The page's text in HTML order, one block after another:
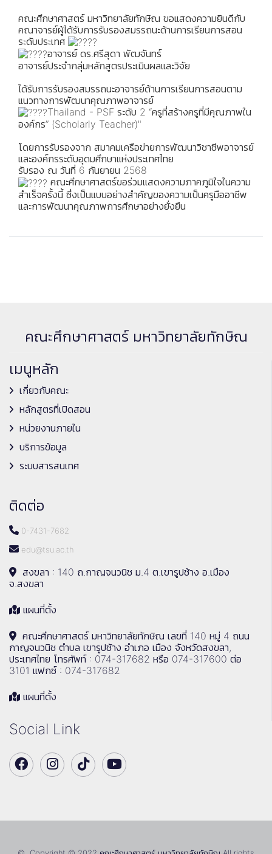
คณะศึกษาศาสตร์ มหาวิทยาลัยทักษิณ ขอแสดงความยินดีกับ
คณาจารย์ผู้ได้รับการรับรองสมรรถนะด้านการเรียนการสอน
ระดับประเทศ
อาจารย์ ดร.ศรีสุดา พัฒจันทร์
อาจารย์ประจำกลุ่มหลักสูตรประเมินผลและวิจัย
ได้รับการรับรองสมรรถนะอาจารย์ด้านการเรียนการสอนตาม
แนวทางการพัฒนาคุณภาพอาจารย์
Thailand - PSF ระดับ 2 “ครูที่สร้างครูที่มีคุณภาพใน
องค์กร” (Scholarly Teacher)"
โดยการรับรองจาก สมาคมเครือข่ายการพัฒนาวิชาชีพอาจารย์
และองค์กรระดับอุดมศึกษาแห่งประเทศไทย
รับรอง ณ วันที่ 6 กันยายน 2568
คณะศึกษาศาสตร์ขอร่วมแสดงความภาคภูมิใจในความ
สำเร็จครั้งนี้ ซึ่งเป็นแบบอย่างสำคัญของความเป็นครูมืออาชีพ
และการพัฒนาคุณภาพการศึกษาอย่างยั่งยืน
คณะศึกษาศาสตร์ มหาวิทยาลัยทักษิณ
เมนูหลัก
เกี่ยวกับคณะ
หลักสูตรที่เปิดสอน
หน่วยงานภายใน
บริการข้อมูล
ระบบสารสนเทศ
ติดต่อ
0-7431-7682
edu@tsu.ac.th
สงขลา : 140 ถ.กาญจนวนิช ม.4 ต.เขารูปช้าง อ.เมือง
จ.สงขลา
แผนที่ตั้ง
คณะศึกษาศาสตร์ มหาวิทยาลัยทักษิณ เลขที่ 140 หมู่ 4 ถนน
กาญจนวนิช ตำบล เขารูปช้าง อำเภอ เมือง จังหวัดสงขลา,
ประเทศไทย โทรศัพท์ : 074-317682 หรือ 074-317600 ต่อ
3101 แฟกซ์ : 074-317682
แผนที่ตั้ง
Social Link